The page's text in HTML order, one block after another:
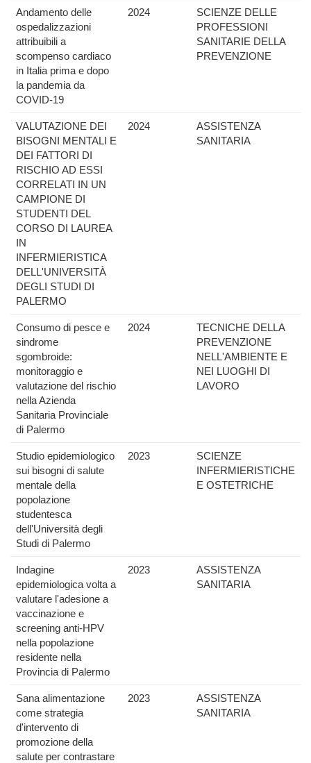
Andamento delle
ospedalizzazioni
attribuibili a
scompenso cardiaco
in Italia prima e dopo
la pandemia da
COVID-19
2024
SCIENZE DELLE
PROFESSIONI
SANITARIE DELLA
PREVENZIONE
VALUTAZIONE DEI
BISOGNI MENTALI E
DEI FATTORI DI
RISCHIO AD ESSI
CORRELATI IN UN
CAMPIONE DI
STUDENTI DEL
CORSO DI LAUREA
IN
INFERMIERISTICA
DELL'UNIVERSITÀ
DEGLI STUDI DI
PALERMO
2024
ASSISTENZA
SANITARIA
Consumo di pesce e
sindrome
sgombroide:
monitoraggio e
valutazione del rischio
nella Azienda
Sanitaria Provinciale
di Palermo
2024
TECNICHE DELLA
PREVENZIONE
NELL'AMBIENTE E
NEI LUOGHI DI
LAVORO
Studio epidemiologico
sui bisogni di salute
mentale della
popolazione
studentesca
dell'Università degli
Studi di Palermo
2023
SCIENZE
INFERMIERISTICHE
E OSTETRICHE
Indagine
epidemiologica volta a
valutare l'adesione a
vaccinazione e
screening anti-HPV
nella popolazione
residente nella
Provincia di Palermo
2023
ASSISTENZA
SANITARIA
Sana alimentazione
come strategia
d'intervento di
promozione della
salute per contrastare
2023
ASSISTENZA
SANITARIA